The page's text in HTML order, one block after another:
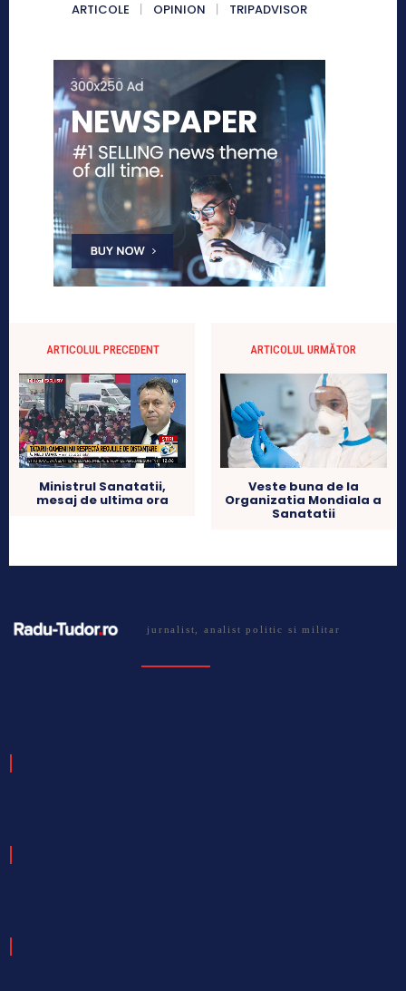
ARTICOLE OPINION TRIPADVISOR
ARTICOLUL PRECEDENT
Ministrul Sanatatii,
mesaj de ultima ora
ARTICOLUL URMĂTOR
Veste buna de la
Organizatia Mondiala a
Sanatatii
jurnalist, analist politic si militar